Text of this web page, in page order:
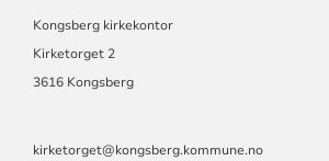
Kongsberg kirkekontor
Kirketorget 2
3616 Kongsberg
kirketorget@kongsberg.kommune.no